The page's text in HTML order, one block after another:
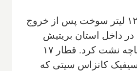
۶- بیش از ۱۲,۷۰۰ لیتر سوخت پس از خروج
داخل استان بریتیش
کلمبیا به یک دریاچه نشت کرد. قطار ۱۷
کانزاس سیتی که